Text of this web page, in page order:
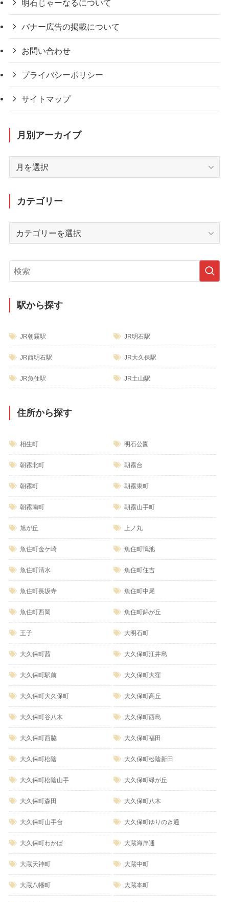
明石じゃーなるについて
バナー広告の掲載について
お問い合わせ
プライバシーポリシー
サイトマップ
月別アーカイブ
イ
ブ
カテゴリー
リ
ー
駅から探す
JR朝霧駅 JR明石駅
JR西明石駅 JR大久保駅
JR魚住駅 JR土山駅
住所から探す
相生町 明石公園
朝霧北町 朝霧台
朝霧町 朝霧東町
朝霧南町 朝霧山手町
旭が丘 上ノ丸
魚住町金ケ崎 魚住町鴨池
魚住町清水 魚住町住吉
魚住町長坂寺 魚住町中尾
魚住町西岡 魚住町錦が丘
王子 大明石町
大久保町茜 大久保町江井島
大久保町駅前 大久保町大窪
大久保町大久保町 大久保町高丘
大久保町谷八木 大久保町西島
大久保町西脇 大久保町福田
大久保町松陰 大久保町松陰新田
大久保町松陰山手 大久保町緑が丘
大久保町森田 大久保町八木
大久保町山手台 大久保町ゆりのき通
大久保町わかば 大蔵海岸通
大蔵天神町 大蔵中町
大蔵八幡町 大蔵本町